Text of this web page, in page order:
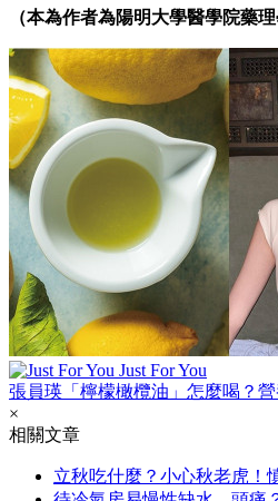
（本為作者為陽明大學醫學院藥理
Just For You
張員瑛「檸檬橄欖油」怎麼喝？
×
相關文章
立秋吃什麼？小心秋老虎！